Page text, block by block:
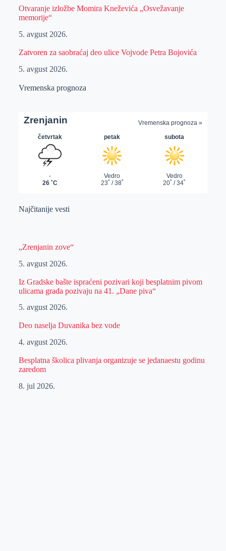
Otvaranje izložbe Momira Kneževića „Osvežavanje
memorije“
5. avgust 2026.
Zatvoren za saobraćaj deo ulice Vojvode Petra Bojovića
5. avgust 2026.
Vremenska prognoza
Najčitanije vesti
„Zrenjanin zove“
5. avgust 2026.
Iz Gradske bašte ispraćeni pozivari koji besplatnim pivom
ulicama grada pozivaju na 41. „Dane piva“
5. avgust 2026.
Deo naselja Duvanika bez vode
4. avgust 2026.
Besplatna školica plivanja organizuje se jedanaestu godinu
zaredom
8. jul 2026.